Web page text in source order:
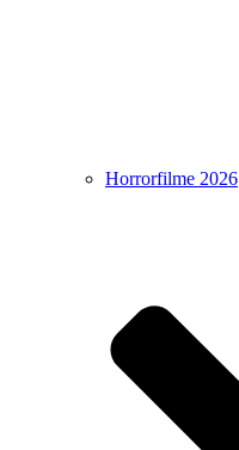
Horrorfilme 2026